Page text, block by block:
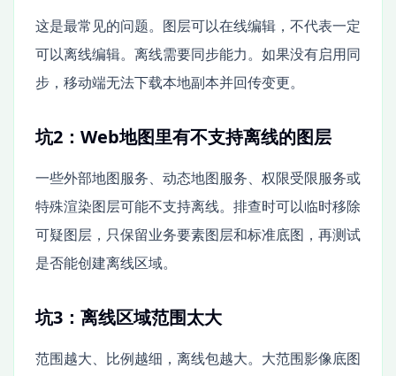
这是最常见的问题。图层可以在线编辑，不代表一定
可以离线编辑。离线需要同步能力。如果没有启用同
步，移动端无法下载本地副本并回传变更。
坑2：Web地图里有不支持离线的图层
一些外部地图服务、动态地图服务、权限受限服务或
特殊渲染图层可能不支持离线。排查时可以临时移除
可疑图层，只保留业务要素图层和标准底图，再测试
是否能创建离线区域。
坑3：离线区域范围太大
范围越大、比例越细，离线包越大。大范围影像底图